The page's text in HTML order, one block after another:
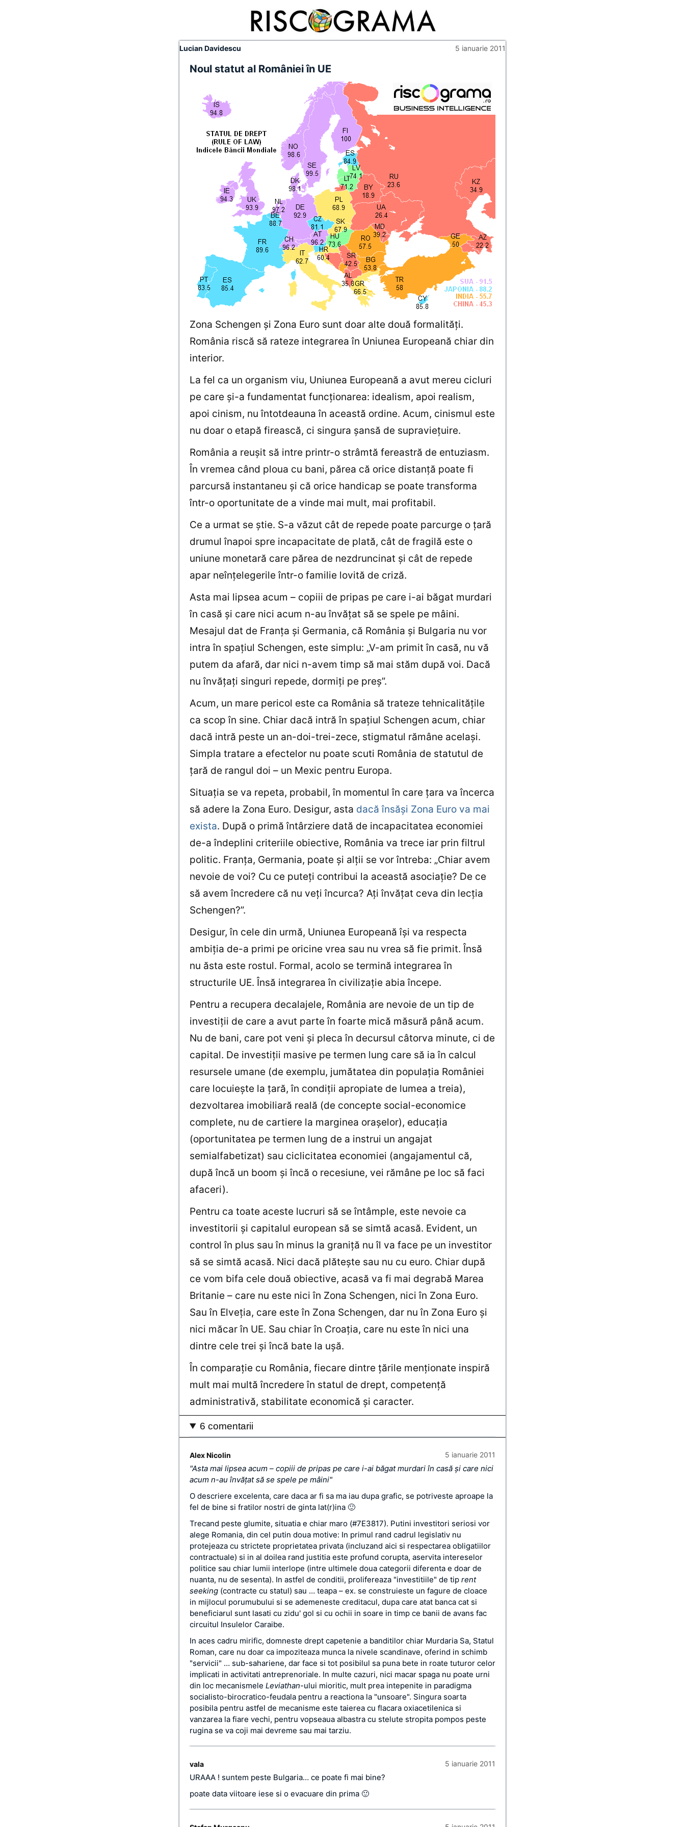
Lucian Davidescu 5 ianuarie 2011
Noul statut al României în UE
Zona Schengen şi Zona Euro sunt doar alte două formalităţi.
România riscă să rateze integrarea în Uniunea Europeană chiar din
interior.
La fel ca un organism viu, Uniunea Europeană a avut mereu cicluri
pe care şi-a fundamentat funcţionarea: idealism, apoi realism,
apoi cinism, nu întotdeauna în această ordine. Acum, cinismul este
nu doar o etapă firească, ci singura şansă de supravieţuire.
România a reuşit să intre printr-o strâmtă fereastră de entuziasm.
În vremea când ploua cu bani, părea că orice distanţă poate fi
parcursă instantaneu şi că orice handicap se poate transforma
într-o oportunitate de a vinde mai mult, mai profitabil.
Ce a urmat se ştie. S-a văzut cât de repede poate parcurge o ţară
drumul înapoi spre incapacitate de plată, cât de fragilă este o
uniune monetară care părea de nezdruncinat şi cât de repede
apar neînţelegerile într-o familie lovită de criză.
Asta mai lipsea acum – copiii de pripas pe care i-ai băgat murdari
în casă şi care nici acum n-au învăţat să se spele pe mâini.
Mesajul dat de Franţa şi Germania, că România şi Bulgaria nu vor
intra în spaţiul Schengen, este simplu: „V-am primit în casă, nu vă
putem da afară, dar nici n-avem timp să mai stăm după voi. Dacă
nu învăţaţi singuri repede, dormiţi pe preş”.
Acum, un mare pericol este ca România să trateze tehnicalităţile
ca scop în sine. Chiar dacă intră în spaţiul Schengen acum, chiar
dacă intră peste un an-doi-trei-zece, stigmatul rămâne acelaşi.
Simpla tratare a efectelor nu poate scuti România de statutul de
ţară de rangul doi – un Mexic pentru Europa.
Situaţia se va repeta, probabil, în momentul în care ţara va încerca
să adere la Zona Euro. Desigur, asta dacă însăşi Zona Euro va mai
exista. După o primă întârziere dată de incapacitatea economiei
de-a îndeplini criteriile obiective, România va trece iar prin filtrul
politic. Franţa, Germania, poate şi alţii se vor întreba: „Chiar avem
nevoie de voi? Cu ce puteţi contribui la această asociaţie? De ce
să avem încredere că nu veţi încurca? Aţi învăţat ceva din lecţia
Schengen?”.
Desigur, în cele din urmă, Uniunea Europeană îşi va respecta
ambiţia de-a primi pe oricine vrea sau nu vrea să fie primit. Însă
nu ăsta este rostul. Formal, acolo se termină integrarea în
structurile UE. Însă integrarea în civilizaţie abia începe.
Pentru a recupera decalajele, România are nevoie de un tip de
investiţii de care a avut parte în foarte mică măsură până acum.
Nu de bani, care pot veni şi pleca în decursul câtorva minute, ci de
capital. De investiţii masive pe termen lung care să ia în calcul
resursele umane (de exemplu, jumătatea din populaţia României
care locuieşte la ţară, în condiţii apropiate de lumea a treia),
dezvoltarea imobiliară reală (de concepte social-economice
complete, nu de cartiere la marginea oraşelor), educaţia
(oportunitatea pe termen lung de a instrui un angajat
semialfabetizat) sau ciclicitatea economiei (angajamentul că,
după încă un boom şi încă o recesiune, vei rămâne pe loc să faci
afaceri).
Pentru ca toate aceste lucruri să se întâmple, este nevoie ca
investitorii şi capitalul european să se simtă acasă. Evident, un
control în plus sau în minus la graniţă nu îl va face pe un investitor
să se simtă acasă. Nici dacă plăteşte sau nu cu euro. Chiar după
ce vom bifa cele două obiective, acasă va fi mai degrabă Marea
Britanie – care nu este nici în Zona Schengen, nici în Zona Euro.
Sau în Elveţia, care este în Zona Schengen, dar nu în Zona Euro şi
nici măcar în UE. Sau chiar în Croaţia, care nu este în nici una
dintre cele trei şi încă bate la uşă.
În comparaţie cu România, fiecare dintre ţările menţionate inspiră
mult mai multă încredere în statul de drept, competenţă
administrativă, stabilitate economică şi caracter.
6 comentarii
Alex Nicolin 5 ianuarie 2011
"Asta mai lipsea acum – copiii de pripas pe care i-ai băgat murdari în casă şi care nici
acum n-au învăţat să se spele pe mâini"
O descriere excelenta, care daca ar fi sa ma iau dupa grafic, se potriveste aproape la
fel de bine si fratilor nostri de ginta lat(r)ina 🙂
Trecand peste glumite, situatia e chiar maro (#7E3817). Putini investitori seriosi vor
alege Romania, din cel putin doua motive: In primul rand cadrul legislativ nu
protejeaza cu strictete proprietatea privata (incluzand aici si respectarea obligatiilor
contractuale) si in al doilea rand justitia este profund corupta, aservita intereselor
politice sau chiar lumii interlope (intre ultimele doua categorii diferenta e doar de
nuanta, nu de sesenta). In astfel de conditii, prolifereaza "investitiile" de tip rent
seeking (contracte cu statul) sau … teapa – ex. se construieste un fagure de cloace
in mijlocul porumubului si se ademeneste creditacul, dupa care atat banca cat si
beneficiarul sunt lasati cu zidu' gol si cu ochii in soare in timp ce banii de avans fac
circuitul Insulelor Caraibe.
In aces cadru mirific, domneste drept capetenie a banditilor chiar Murdaria Sa, Statul
Roman, care nu doar ca impoziteaza munca la nivele scandinave, oferind in schimb
"servicii" … sub-sahariene, dar face si tot posibilul sa puna bete in roate tuturor celor
implicati in activitati antreprenoriale. In multe cazuri, nici macar spaga nu poate urni
din loc mecanismele Leviathan-ului mioritic, mult prea intepenite in paradigma
socialisto-birocratico-feudala pentru a reactiona la "unsoare". Singura soarta
posibila pentru astfel de mecanisme este taierea cu flacara oxiacetilenica si
vanzarea la fiare vechi, pentru vopseaua albastra cu stelute stropita pompos peste
rugina se va coji mai devreme sau mai tarziu.
vala 5 ianuarie 2011
URAAA ! suntem peste Bulgaria… ce poate fi mai bine?
poate data viitoare iese si o evacuare din prima 🙂